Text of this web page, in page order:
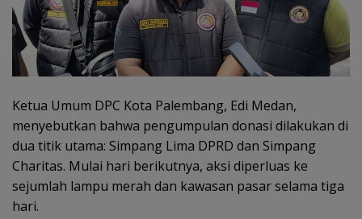
Ketua Umum DPC Kota Palembang, Edi Medan,
menyebutkan bahwa pengumpulan donasi dilakukan di
dua titik utama: Simpang Lima DPRD dan Simpang
Charitas. Mulai hari berikutnya, aksi diperluas ke
sejumlah lampu merah dan kawasan pasar selama tiga
hari.